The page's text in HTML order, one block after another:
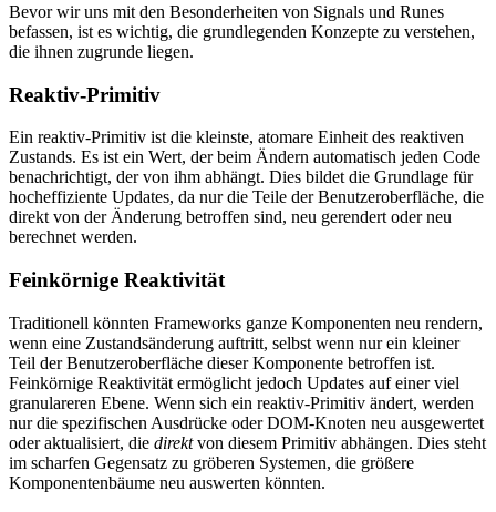
Bevor wir uns mit den Besonderheiten von Signals und Runes
befassen, ist es wichtig, die grundlegenden Konzepte zu verstehen,
die ihnen zugrunde liegen.
Reaktiv-Primitiv
Ein reaktiv-Primitiv ist die kleinste, atomare Einheit des reaktiven
Zustands. Es ist ein Wert, der beim Ändern automatisch jeden Code
benachrichtigt, der von ihm abhängt. Dies bildet die Grundlage für
hocheffiziente Updates, da nur die Teile der Benutzeroberfläche, die
direkt von der Änderung betroffen sind, neu gerendert oder neu
berechnet werden.
Feinkörnige Reaktivität
Traditionell könnten Frameworks ganze Komponenten neu rendern,
wenn eine Zustandsänderung auftritt, selbst wenn nur ein kleiner
Teil der Benutzeroberfläche dieser Komponente betroffen ist.
Feinkörnige Reaktivität ermöglicht jedoch Updates auf einer viel
granulareren Ebene. Wenn sich ein reaktiv-Primitiv ändert, werden
nur die spezifischen Ausdrücke oder DOM-Knoten neu ausgewertet
oder aktualisiert, die direktvon diesem Primitiv abhängen. Dies steht
im scharfen Gegensatz zu gröberen Systemen, die größere
Komponentenbäume neu auswerten könnten.